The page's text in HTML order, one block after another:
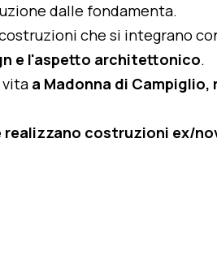
dalle fondamenta.
che si integrano
e l'aspetto architettonico.
vita a Madonna di
realizzano costruzioni ex/